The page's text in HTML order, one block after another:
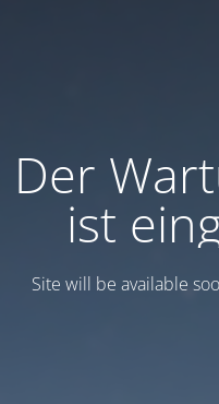
Der
ist
Site will be available